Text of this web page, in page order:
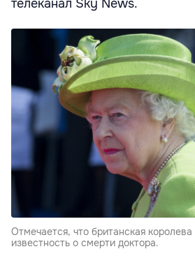
телеканал Sky News.
Отмечается, что британская
известность о смерти доктора.